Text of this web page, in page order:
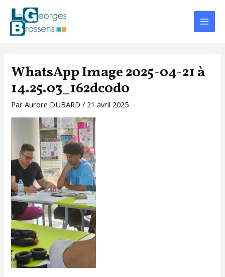
Aller
contenu
Main
Menu
WhatsApp Image 2025-04-21 à
14.25.03_162dc0d0
ParAurore DUBARD/ 21 avril 2025
Navigation
des
articles